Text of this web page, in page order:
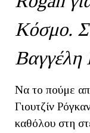
Κόσμο.
Να το πούμε
Γιουτζίν
καθόλου στη